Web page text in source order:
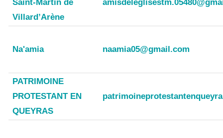
Saint-Martin de
Villard’Arène
Na'amia naamia05@gmail.com
PATRIMOINE
PROTESTANT EN
QUEYRAS